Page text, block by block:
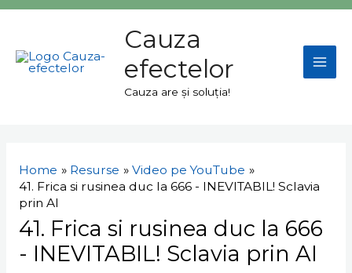
Skip
content
Cauza
efectelor
Cauza are și soluția!
Home Resurse
Video pe YouTube
41. Frica si rusinea duc la 666 - INEVITABIL! Sclavia
prin AI
41. Frica si rusinea duc la 666
- INEVITABIL! Sclavia prin AI
articole